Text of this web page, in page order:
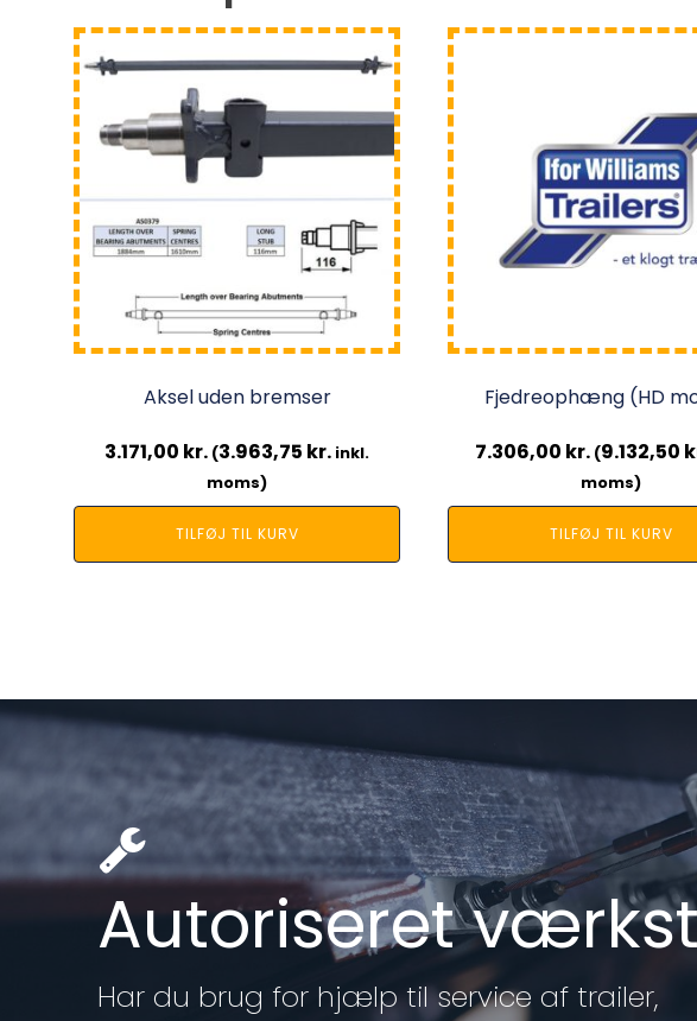
Aksel uden bremser
3.171,00 kr. (3.963,75 kr. inkl.
moms)
TILFØJ TIL KURV
Fjedreophæng (HD
7.306,00 kr. (9.132,50
moms)
TILFØJ TIL KURV
Autoriseret
Har du brug for hjælp til service af trailer,